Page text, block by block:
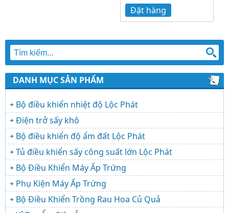
Đặt hàng
DANH MỤC SẢN PHẨM
Bộ điều khiển nhiệt độ Lộc Phát
Điện trở sấy khô
Bộ điều khiển độ ẩm đất Lộc Phát
Tủ điều khiển sấy công suất lớn Lộc Phát
Bộ Điều Khiển Máy Ấp Trứng
Phụ Kiện Máy Ấp Trứng
Bộ Điều Khiển Trồng Rau Hoa Củ Quả